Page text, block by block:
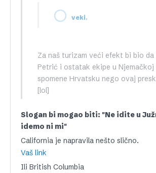
veki,
Za naš turizam veći efekt bi bio da
Petrić i ostatak ekipe u Njemačkoj
spomene Hrvatsku nego ovaj
[lol]
Slogan bi mogao biti: "Ne idite u
idemo ni mi"
California je napravila nešto slično.
Vaš link
Ili British Columbia